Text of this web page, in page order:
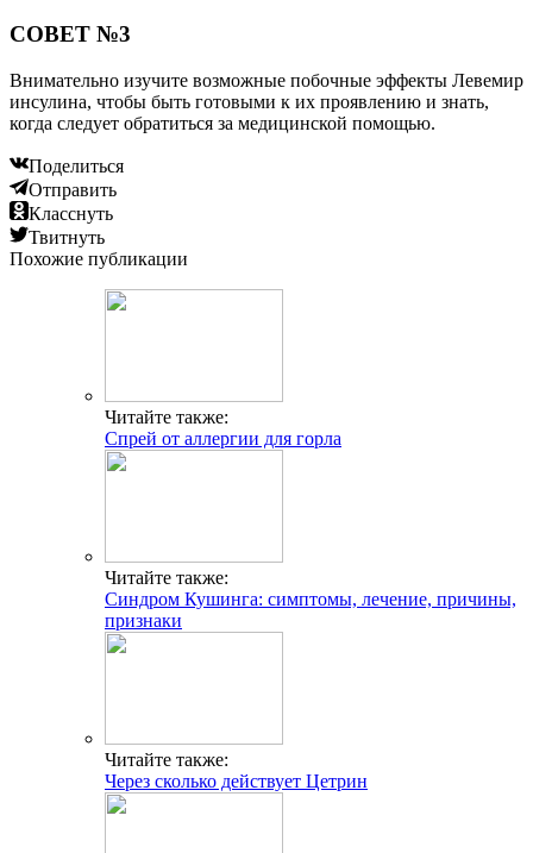
СОВЕТ №3
Внимательно изучите возможные побочные эффекты Левемир
инсулина, чтобы быть готовыми к их проявлению и знать,
когда следует обратиться за медицинской помощью.
Поделиться
Отправить
Класснуть
Твитнуть
Похожие публикации
Читайте также:
Спрей от аллергии для горла
Читайте также:
Синдром Кушинга: симптомы, лечение, причины,
признаки
Читайте также:
Через сколько действует Цетрин